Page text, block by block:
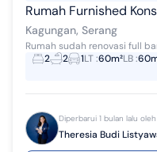
Rumah Furnished Konsep
Kagungan, Serang
2
2 1LT:60m²LB:
Diperbarui 1 bulan lalu oleh
Theresia Budi